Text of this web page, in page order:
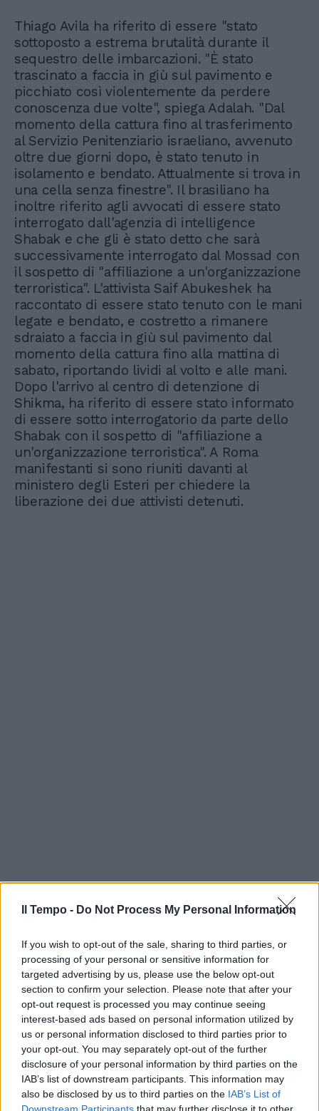
Il Tempo - Do Not Process My Personal Information
If you wish to opt-out of the sale, sharing to third parties, or
processing of your personal or sensitive information for
targeted advertising by us, please use the below opt-out
section to confirm your selection. Please note that after your
opt-out request is processed you may continue seeing
interest-based ads based on personal information utilized by
us or personal information disclosed to third parties prior to
your opt-out. You may separately opt-out of the further
disclosure of your personal information by third parties on the
IAB’s list of downstream participants. This information may
also be disclosed by us to third parties on the IAB’s List of
Downstream Participants that may further disclose it to other
Thiago Avila ha riferito di essere "stato
sottoposto a estrema brutalità durante il
sequestro delle imbarcazioni. "È stato
trascinato a faccia in giù sul pavimento e
picchiato così violentemente da perdere
conoscenza due volte", spiega Adalah. "Dal
momento della cattura fino al trasferimento
al Servizio Penitenziario israeliano, avvenuto
oltre due giorni dopo, è stato tenuto in
isolamento e bendato. Attualmente si trova in
una cella senza finestre". Il brasiliano ha
inoltre riferito agli avvocati di essere stato
interrogato dall'agenzia di intelligence
Shabak e che gli è stato detto che sarà
successivamente interrogato dal Mossad con
il sospetto di "affiliazione a un'organizzazione
terroristica". L'attivista Saif Abukeshek ha
raccontato di essere stato tenuto con le mani
legate e bendato, e costretto a rimanere
sdraiato a faccia in giù sul pavimento dal
momento della cattura fino alla mattina di
sabato, riportando lividi al volto e alle mani.
Dopo l'arrivo al centro di detenzione di
Shikma, ha riferito di essere stato informato
di essere sotto interrogatorio da parte dello
Shabak con il sospetto di "affiliazione a
un'organizzazione terroristica". A Roma
manifestanti si sono riuniti davanti al
ministero degli Esteri per chiedere la
liberazione dei due attivisti detenuti.